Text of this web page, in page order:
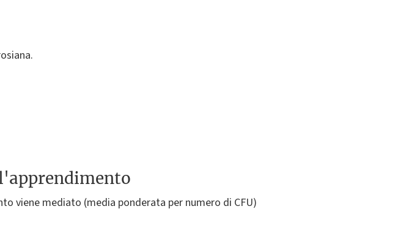
viene mediato (media ponderata per numero di CFU)